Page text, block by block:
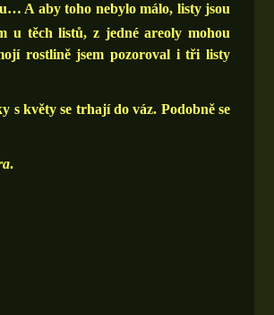
A aby toho nebylo málo, listy jsou
u těch listů, z jedné areoly mohou
rostlině jsem pozoroval i tři listy
s květy se trhají do váz. Podobně se
.